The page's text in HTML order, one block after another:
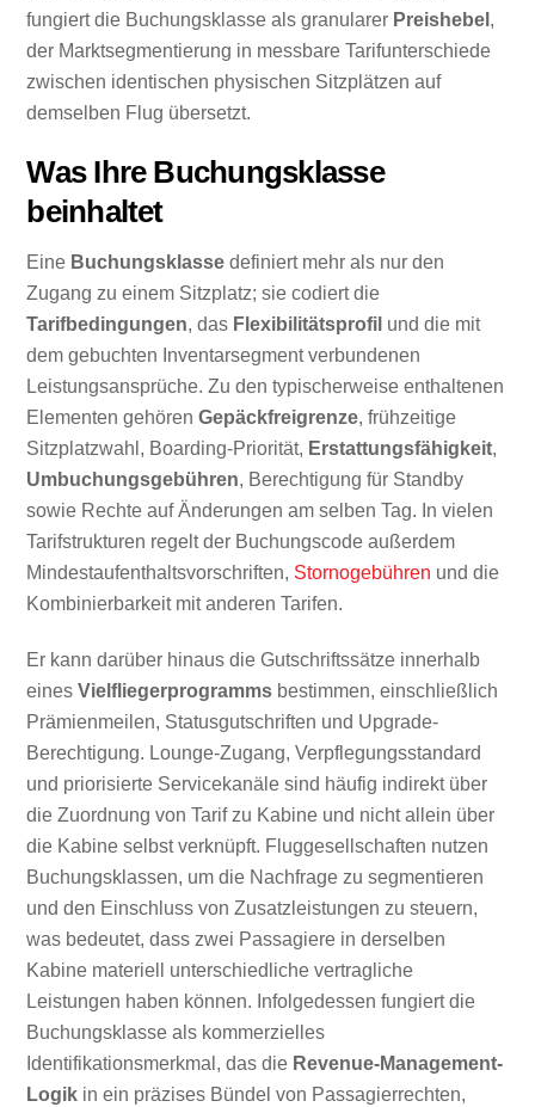
fungiert die Buchungsklasse als granularer Preishebel ,
der Marktsegmentierung in messbare Tarifunterschiede
zwischen identischen physischen Sitzplätzen auf
demselben Flug übersetzt.
Was Ihre Buchungsklasse
beinhaltet
Eine Buchungsklasse definiert mehr als nur den
Zugang zu einem Sitzplatz; sie codiert die
Tarifbedingungen, das Flexibilitätsprofil und die mit
dem gebuchten Inventarsegment verbundenen
Leistungsansprüche. Zu den typischerweise enthaltenen
Elementen gehörenGepäckfreigrenze, frühzeitige
Sitzplatzwahl, Boarding-Priorität, Erstattungsfähigkeit,
Umbuchungsgebühren, Berechtigung für Standby
sowie Rechte auf Änderungen am selben Tag. In vielen
Tarifstrukturen regelt der Buchungscode außerdem
Mindestaufenthaltsvorschriften, Stornogebühren und die
Kombinierbarkeit mit anderen Tarifen.
Er kann darüber hinaus die Gutschriftssätze innerhalb
einesVielfliegerprogramms bestimmen, einschließlich
Prämienmeilen, Statusgutschriften und Upgrade-
Berechtigung. Lounge-Zugang, Verpflegungsstandard
und priorisierte Servicekanäle sind häufig indirekt über
die Zuordnung von Tarif zu Kabine und nicht allein über
die Kabine selbst verknüpft. Fluggesellschaften nutzen
Buchungsklassen, um die Nachfrage zu segmentieren
und den Einschluss von Zusatzleistungen zu steuern,
was bedeutet, dass zwei Passagiere in derselben
Kabine materiell unterschiedliche vertragliche
Leistungen haben können. Infolgedessen fungiert die
Buchungsklasse als kommerzielles
Identifikationsmerkmal, das die Revenue-Management-
Logik in ein präzises Bündel von Passagierrechten,